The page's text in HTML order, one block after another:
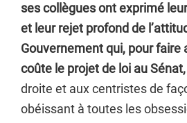
ses collègues ont exprimé
et leur rejet profond de
Gouvernement qui, pour faire
coûte le projet de loi au Sénat,
droite et aux centristes de
obéissant à toutes les